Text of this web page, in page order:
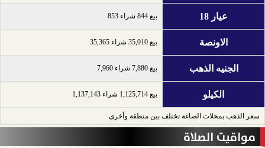
عيار 18 بيع 844 شراء 853
الاونصة بيع 35,010 شراء 35,365
الجنيه الذهب بيع 7,880 شراء 7,960
الكيلو بيع 1,125,714 شراء 1,137,143
سعر الذهب بمحلات الصاغة تختلف بين منطقة وأخرى
مواقيت الصلاة